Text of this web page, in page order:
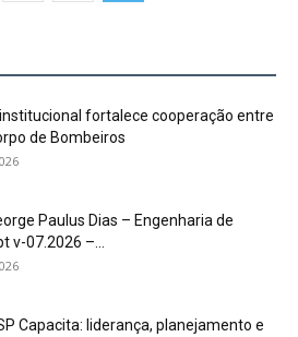
fortalece cooperação entre
de Bombeiros
Paulus Dias – Engenharia de
v-07.2026 –...
Capacita: liderança, planejamento e